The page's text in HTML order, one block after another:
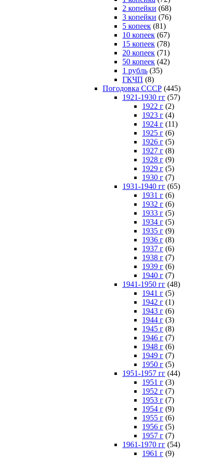
2 копейки (68)
3 копейки (76)
5 копеек (81)
10 копеек (67)
15 копеек (78)
20 копеек (71)
50 копеек (42)
1 рубль (35)
ГКЧП (8)
Погодовка СССР (445)
1921-1930 гг (57)
1922 г (2)
1923 г (4)
1924 г (11)
1925 г (6)
1926 г (5)
1927 г (8)
1928 г (9)
1929 г (5)
1930 г (7)
1931-1940 гг (65)
1931 г (6)
1932 г (6)
1933 г (5)
1934 г (5)
1935 г (9)
1936 г (8)
1937 г (6)
1938 г (7)
1939 г (6)
1940 г (7)
1941-1950 гг (48)
1941 г (5)
1942 г (1)
1943 г (6)
1944 г (3)
1945 г (8)
1946 г (7)
1948 г (6)
1949 г (7)
1950 г (5)
1951-1957 гг (44)
1951 г (3)
1952 г (7)
1953 г (7)
1954 г (9)
1955 г (6)
1956 г (5)
1957 г (7)
1961-1970 гг (54)
1961 г (9)